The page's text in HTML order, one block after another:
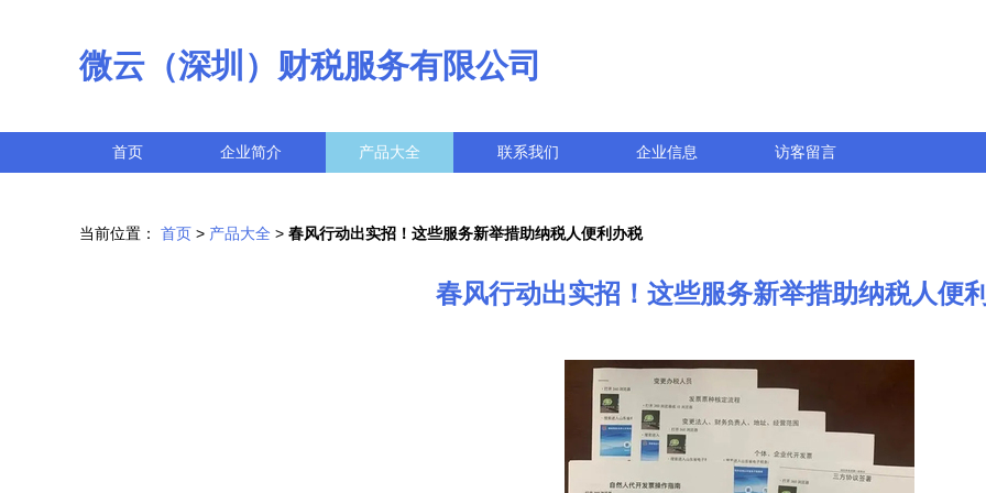
微云（深圳）财税服务有限公司
首页 企业简介 产品大全 联系我们 企业信息 访客留言
当前位置： 首页 > 产品大全 > 春风行动出实招！这些服务新举措助纳税人便利办税
春风行动出实招！这些服务新举措助纳税人便